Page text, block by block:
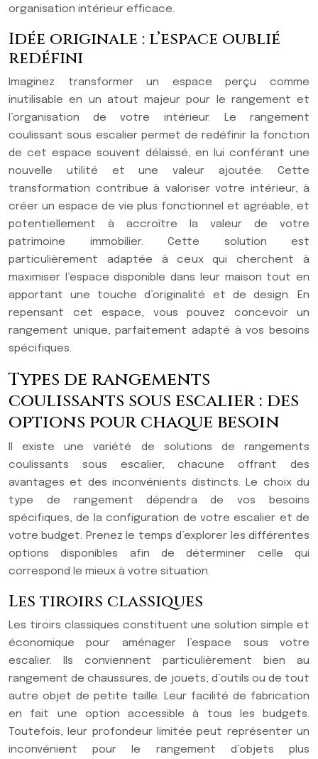
organisation intérieur efficace.
Idée originale : l’espace oublié
redéfini
Imaginez transformer un espace perçu comme
inutilisable en un atout majeur pour le rangement et
l’organisation de votre intérieur. Le rangement
coulissant sous escalier permet de redéfinir la fonction
de cet espace souvent délaissé, en lui conférant une
nouvelle utilité et une valeur ajoutée. Cette
transformation contribue à valoriser votre intérieur, à
créer un espace de vie plus fonctionnel et agréable, et
potentiellement à accroître la valeur de votre
patrimoine immobilier. Cette solution est
particulièrement adaptée à ceux qui cherchent à
maximiser l’espace disponible dans leur maison tout en
apportant une touche d’originalité et de design. En
repensant cet espace, vous pouvez concevoir un
rangement unique, parfaitement adapté à vos besoins
spécifiques.
Types de rangements
coulissants sous escalier : des
options pour chaque besoin
Il existe une variété de solutions de rangements
coulissants sous escalier, chacune offrant des
avantages et des inconvénients distincts. Le choix du
type de rangement dépendra de vos besoins
spécifiques, de la configuration de votre escalier et de
votre budget. Prenez le temps d’explorer les différentes
options disponibles afin de déterminer celle qui
correspond le mieux à votre situation.
Les tiroirs classiques
Les tiroirs classiques constituent une solution simple et
économique pour aménager l’espace sous votre
escalier. Ils conviennent particulièrement bien au
rangement de chaussures, de jouets, d’outils ou de tout
autre objet de petite taille. Leur facilité de fabrication
en fait une option accessible à tous les budgets.
Toutefois, leur profondeur limitée peut représenter un
inconvénient pour le rangement d’objets plus